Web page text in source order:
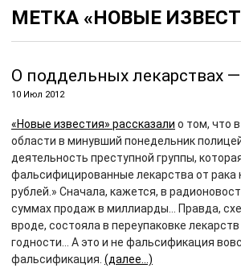
МЕТКА «НОВЫЕ
О поддельных лекарствах
10 Июл 2012
«Новые известия» рассказали о том, что
области в минувший понедельник
деятельность преступной группы,
фальсифицированные лекарства от рака
рублей.» Сначала, кажется, в
суммах продаж в миллиарды… Правда,
вроде, состояла в переупаковке
годности… А это и не фальсификация
фальсификация. (далее…)